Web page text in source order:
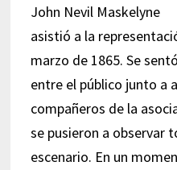
John Nevil Maskelyne
asistió a la
marzo de 1865. Se sentó
entre el público junto a
compañeros de la
se pusieron a observar
escenario. En un